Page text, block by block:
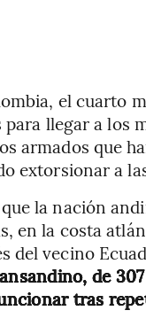
el cuarto
llegar a los
armados que
extorsionar a
la nación
en la costa
del vecino
de
tras